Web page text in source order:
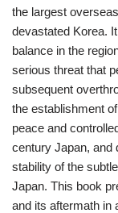
the largest
devastated Korea.
balance in the
serious threat that
subsequent
the establishment
peace and
century Japan, and
stability of the
Japan. This book
and its aftermath in